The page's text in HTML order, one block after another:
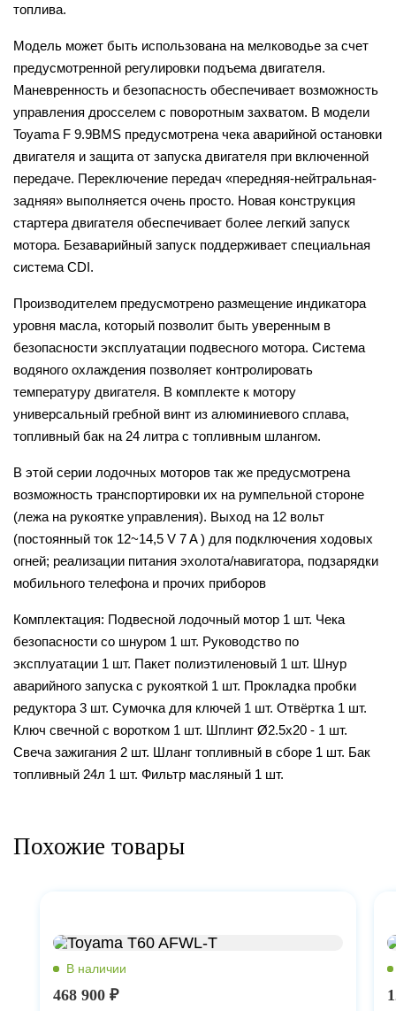
топлива.
Модель может быть использована на мелководье за счет
предусмотренной регулировки подъема двигателя.
Маневренность и безопасность обеспечивает возможность
управления дросселем с поворотным захватом. В модели
Toyama F 9.9BMS предусмотрена чека аварийной остановки
двигателя и защита от запуска двигателя при включенной
передаче. Переключение передач «передняя-нейтральная-
задняя» выполняется очень просто. Новая конструкция
стартера двигателя обеспечивает более легкий запуск
мотора. Безаварийный запуск поддерживает специальная
система CDI.
Производителем предусмотрено размещение индикатора
уровня масла, который позволит быть уверенным в
безопасности эксплуатации подвесного мотора. Система
водяного охлаждения позволяет контролировать
температуру двигателя. В комплекте к мотору
универсальный гребной винт из алюминиевого сплава,
топливный бак на 24 литра с топливным шлангом.
В этой серии лодочных моторов так же предусмотрена
возможность транспортировки их на румпельной стороне
(лежа на рукоятке управления). Выход на 12 вольт
(постоянный ток 12~14,5 V 7 A ) для подключения ходовых
огней; реализации питания эхолота/навигатора, подзарядки
мобильного телефона и прочих приборов
Комплектация: Подвесной лодочный мотор 1 шт. Чека
безопасности со шнуром 1 шт. Руководство по
эксплуатации 1 шт. Пакет полиэтиленовый 1 шт. Шнур
аварийного запуска с рукояткой 1 шт. Прокладка пробки
редуктора 3 шт. Сумочка для ключей 1 шт. Отвёртка 1 шт.
Ключ свечной с воротком 1 шт. Шплинт Ø2.5x20 - 1 шт.
Свеча зажигания 2 шт. Шланг топливный в сборе 1 шт. Бак
топливный 24л 1 шт. Фильтр масляный 1 шт.
Похожие товары
468 900 ₽